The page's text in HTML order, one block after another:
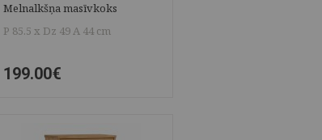
Melnalkšņa masīvkoks
P 85.5 x Dz 49 A 44 cm
199.00€